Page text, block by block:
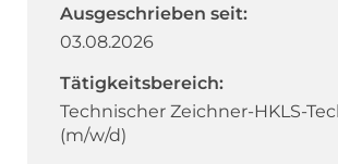
Ausgeschrieben seit:
03.08.2026
Tätigkeitsbereich:
Technischer Zeichner-HKLS-
(m/w/d)